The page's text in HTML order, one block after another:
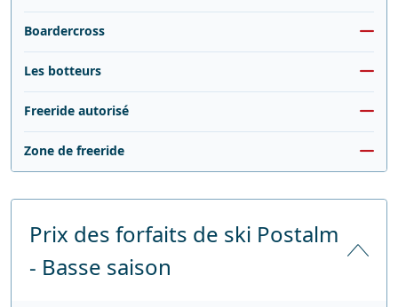
Boardercross
Les botteurs
Freeride autorisé
Zone de freeride
Prix des forfaits de ski Postalm
- Basse saison